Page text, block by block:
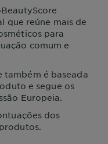
que reúne mais de
para
comum e
também é baseada
e segue os
Europeia.
dos